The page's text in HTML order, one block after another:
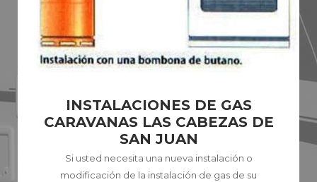
INSTALACIONES DE GAS
CARAVANAS LAS CABEZAS DE
SAN JUAN
Si usted necesita una nueva instalación o
modificación de la instalación de gas de su